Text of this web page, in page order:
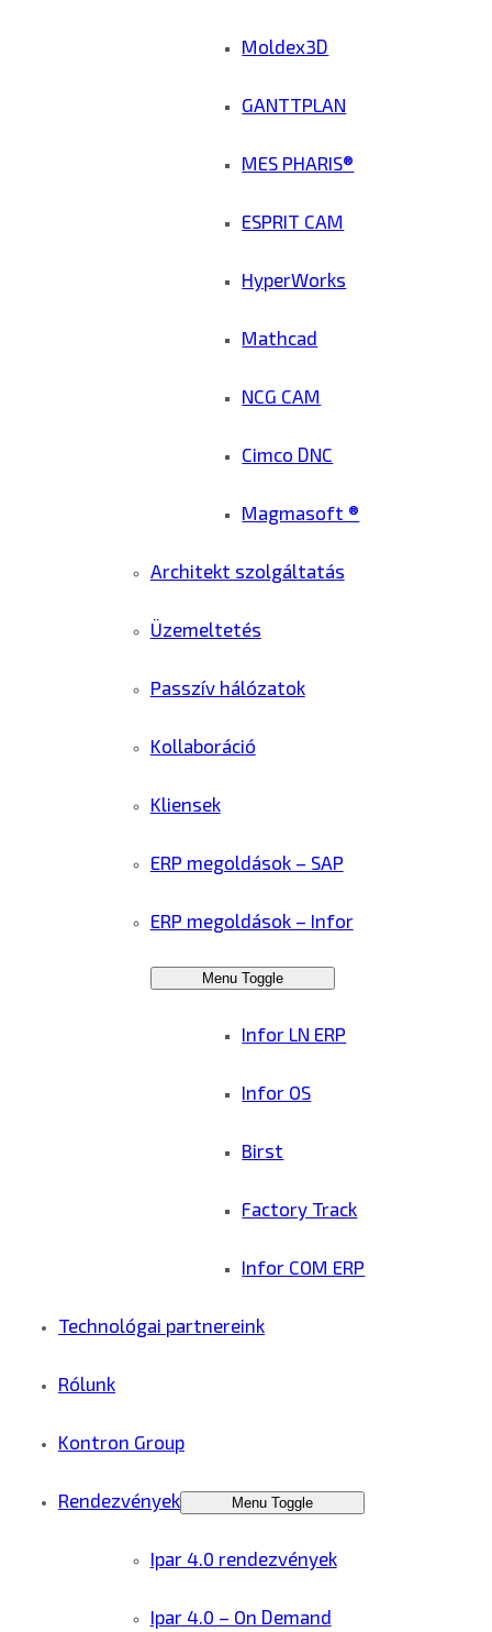
Moldex3D
GANTTPLAN
MES PHARIS®
ESPRIT CAM
HyperWorks
Mathcad
NCG CAM
Cimco DNC
Magmasoft ®
Architekt szolgáltatás
Üzemeltetés
Passzív hálózatok
Kollaboráció
Kliensek
ERP megoldások – SAP
ERP megoldások – Infor
Menu Toggle
Infor LN ERP
Infor OS
Birst
Factory Track
Infor COM ERP
Technológai partnereink
Rólunk
Kontron Group
Rendezvények Menu Toggle
Ipar 4.0 rendezvények
Ipar 4.0 – On Demand